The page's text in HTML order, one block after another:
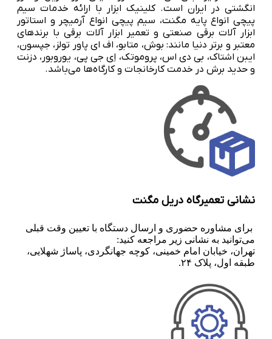
انگشتی در ایران است. کلینیک ابزار با ارائه خدمات سیم
پیچی انواع پایه مگنت، سیم پیچی انواع آرمیچر و استاتور
ابزار آلات برقی صنعتی و تعمیر ابزار آلات برقی با برندهای
معتبر و برتر دنیا مانند: بوش، متابو، اف ای پاور تولز، جپسون،
ایبن اشتاک، بی دی اس، پروموتک، اِی جی پی، یوروبور، دزنت
و حدید برش در خدمت کارخانجات و کارگاه‌ها می‌باشد.
نشانی تعمیرگاه دریل مگنت
برای مشاوره حضوری و ارسال دستگاه با تعیین وقت قبلی
می‌توانید به نشانی زیر مراجعه کنید:
تهران، خیابان امام خمینی، کوچه جهانگردی، پاساژ شهلایی،
طبقه اول، پلاک ۲۴.